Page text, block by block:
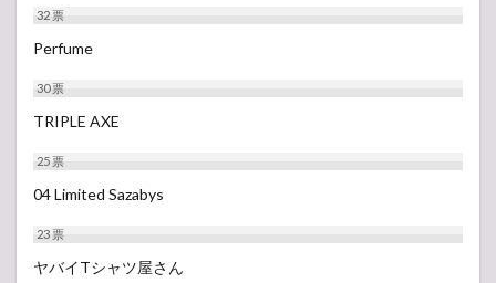
32票
Perfume
30票
TRIPLE AXE
25票
04 Limited Sazabys
23票
ヤバイTシャツ屋さん